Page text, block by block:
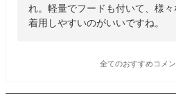
れ。軽量でフードも付いて、様
着用しやすいのがいいですね。
全てのおすすめコメン